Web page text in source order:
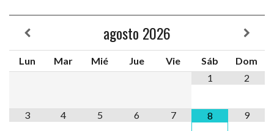
agosto 2026
Lun Mar Mié Jue Vie Sáb
Dom
1
2
3 4 5 6 7 8 9